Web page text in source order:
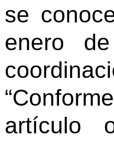
se
enero
artículo